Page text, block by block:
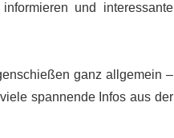
und interessante
ganz allgemein –
spannende Infos aus der